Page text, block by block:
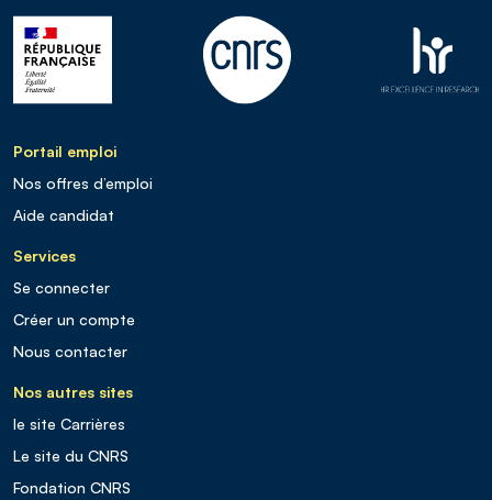
Portail emploi
Nos offres d’emploi
Aide candidat
Services
Se connecter
Créer un compte
Nous contacter
Nos autres sites
le site Carrières
Le site du CNRS
Fondation CNRS